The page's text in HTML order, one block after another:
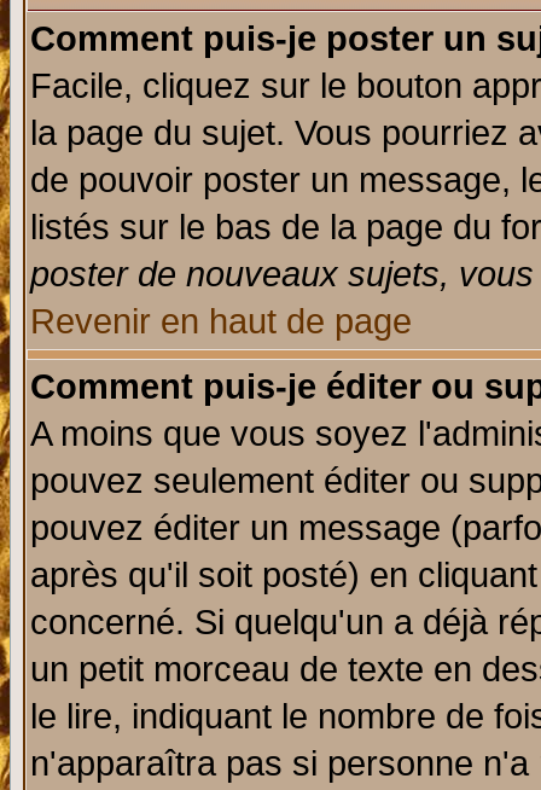
Comment puis-je poster un
Facile, cliquez sur le bouton
la page du sujet. Vous pourriez
de pouvoir poster un message,
listés sur le bas de la page du
poster de nouveaux sujets,
Revenir en haut de page
Comment puis-je éditer ou
A moins que vous soyez
pouvez seulement éditer ou
pouvez éditer un message
après qu'il soit posté) en
concerné. Si quelqu'un a déjà
un petit morceau de texte en
le lire, indiquant le nombre de
n'apparaîtra pas si personne